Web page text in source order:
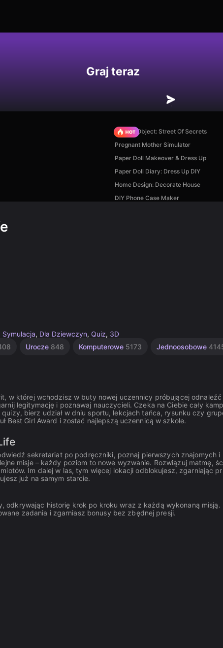
Graj teraz
Hidden Object: Street Of Secrets
Pregnant Mother Simulator
Paper Doll Makeover & Dress Up
Paper Doll Diary: Dress Up DIY
Home Design: Decorate House
DIY Phone Case Maker
Symulacja, Dla Dziewczyn, Quiz, 3D
Urocze 848 Komputerowe 5173 Jednoosobowe
w której wchodzisz w buty nowej uczennicy próbującej odnaleźć
legitymację i poznawaj nauczycieli. Czeka na Ciebie cały
bierz udział w dniu sportu, lekcjach tańca, rysunku czy
Best Girl Award i zostać najlepszą uczennicą w szkole.
sekretariat po podręczniki, poznaj pierwszych znajomych i
misje – każdy poziom to nowe wyzwanie. Rozwiązuj matmę,
Im dalej w las, tym więcej lokacji odblokujesz, zgarniając
już na samym starcie.
odkrywając historię krok po kroku wraz z każdą wykonaną misją.
zadania i zgarniasz bonusy bez zbędnej presji.